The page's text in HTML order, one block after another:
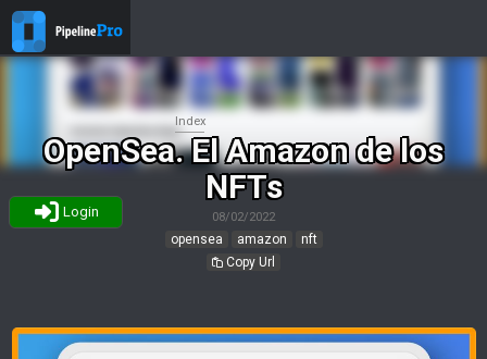
Login
OpenSea. El Amazon de los
NFTs
08/02/2022
opensea amazon
nft
Copy Url
Index